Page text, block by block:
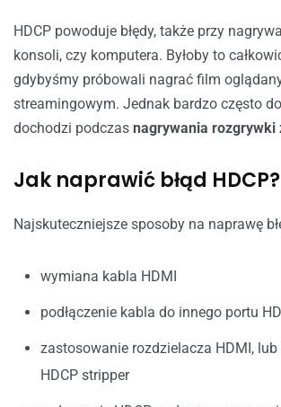
HDCP powoduje błędy, także przy
konsoli, czy komputera. Byłoby to
gdybyśmy próbowali nagrać film
streamingowym. Jednak bardzo często
dochodzi podczas nagrywania rozgrywki
Jak naprawić błąd HDCP?
Najskuteczniejsze sposoby na naprawę
wymiana kabla HDMI
podłączenie kabla do innego portu
zastosowanie rozdzielacza HDMI, lub
HDCP stripper